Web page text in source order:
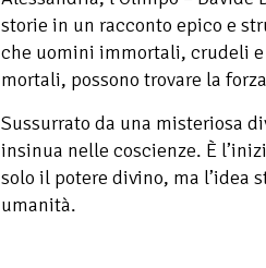
storie in un racconto epico e
che uomini immortali, crudeli
mortali, possono trovare la
Sussurrato da una misteriosa
insinua nelle coscienze. È
solo il potere divino, ma l’idea
umanità.